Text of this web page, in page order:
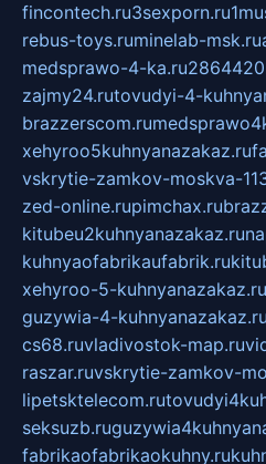
fincontech.ru3sexporn.ru
rebus-toys.ruminelab-msk.ru
medsprawo-4-ka.ru
zajmy24.rutovudyi-4-
brazzerscom.ru
xehyroo5kuhnyanazakaz.ru
vskrytie-zamkov-moskva-
zed-online.rupimchax.ru
kitubeu2kuhnyanazakaz.ru
kuhnyaofabrikaufabrik.ru
xehyroo-5-kuhnyanazakaz.ru
guzywia-4-kuhnyanazakaz.ru
cs68.ruvladivostok-map.ru
raszar.ruvskrytie-zamkov-
lipetsktelecom.ru
seksuzb.ru
fabrikaofabrikaokuhny.ru